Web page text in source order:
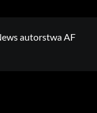
autorstwa AF